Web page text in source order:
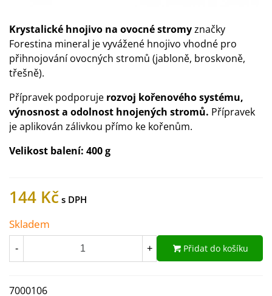
Krystalické hnojivo na ovocné stromyznačky
Forestina mineral je vyvážené hnojivo vhodné pro
přihnojování ovocných stromů (jabloně, broskvoně,
třešně).
Přípravek podporuje rozvoj kořenového systému,
výnosnost a odolnost hnojených stromů. Přípravek
je aplikován zálivkou přímo ke kořenům.
Velikost balení: 400 g
144 Kč
Skladem
- + Přidat do košíku
7000106